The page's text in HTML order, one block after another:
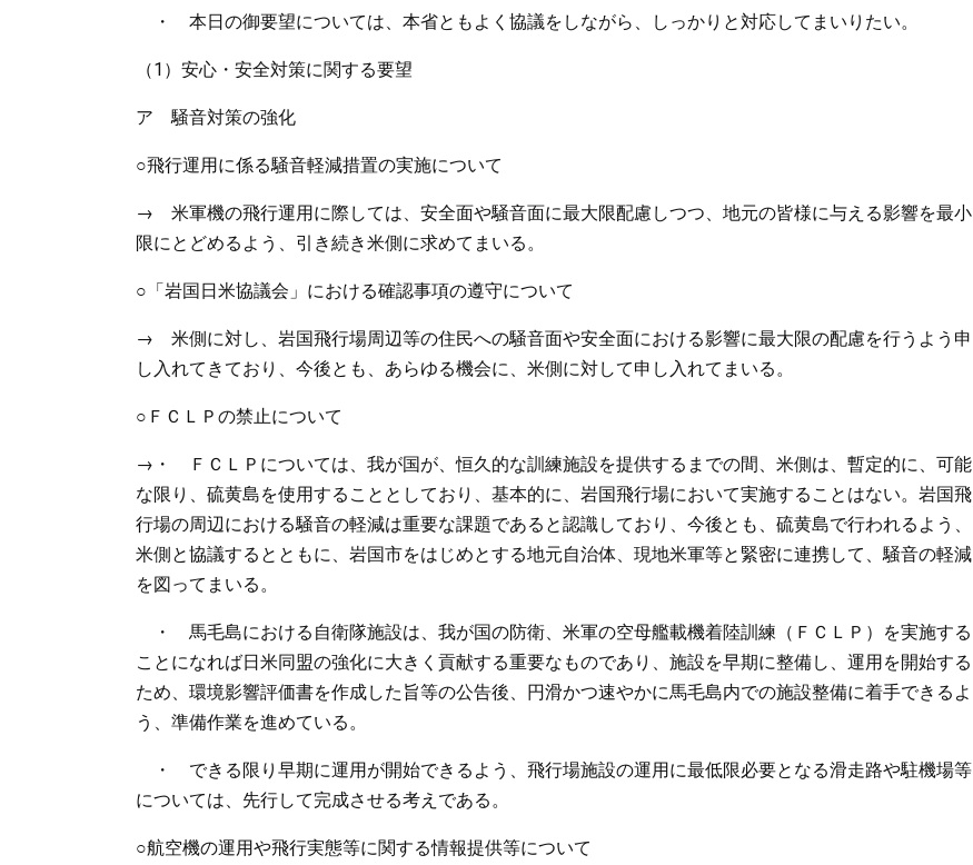
・ 本日の御要望については、本省ともよく協議をしながら、しっかりと対応してまいりたい。
（1）安心・安全対策に関する要望
ア 騒音対策の強化
○飛行運用に係る騒音軽減措置の実施について
→ 米軍機の飛行運用に際しては、安全面や騒音面に最大限配慮しつつ、地元の皆様に与える影響を最小
限にとどめるよう、引き続き米側に求めてまいる。
○「岩国日米協議会」における確認事項の遵守について
→ 米側に対し、岩国飛行場周辺等の住民への騒音面や安全面における影響に最大限の配慮を行うよう申
し入れてきており、今後とも、あらゆる機会に、米側に対して申し入れてまいる。
○ＦＣＬＰの禁止について
→・ ＦＣＬＰについては、我が国が、恒久的な訓練施設を提供するまでの間、米側は、暫定的に、可能
な限り、硫黄島を使用することとしており、基本的に、岩国飛行場において実施することはない。岩国飛
行場の周辺における騒音の軽減は重要な課題であると認識しており、今後とも、硫黄島で行われるよう、
米側と協議するとともに、岩国市をはじめとする地元自治体、現地米軍等と緊密に連携して、騒音の軽減
を図ってまいる。
・ 馬毛島における自衛隊施設は、我が国の防衛、米軍の空母艦載機着陸訓練（ＦＣＬＰ）を実施する
ことになれば日米同盟の強化に大きく貢献する重要なものであり、施設を早期に整備し、運用を開始する
ため、環境影響評価書を作成した旨等の公告後、円滑かつ速やかに馬毛島内での施設整備に着手できるよ
う、準備作業を進めている。
・ できる限り早期に運用が開始できるよう、飛行場施設の運用に最低限必要となる滑走路や駐機場等
については、先行して完成させる考えである。
○航空機の運用や飛行実態等に関する情報提供等について